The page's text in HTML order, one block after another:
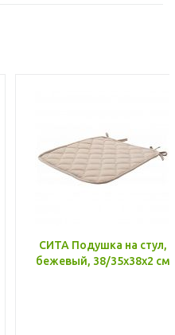
СИТА Подушка на стул,
бежевый, 38/35x38x2 см